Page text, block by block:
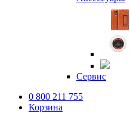
Сервис
0 800 211 755
Корзина